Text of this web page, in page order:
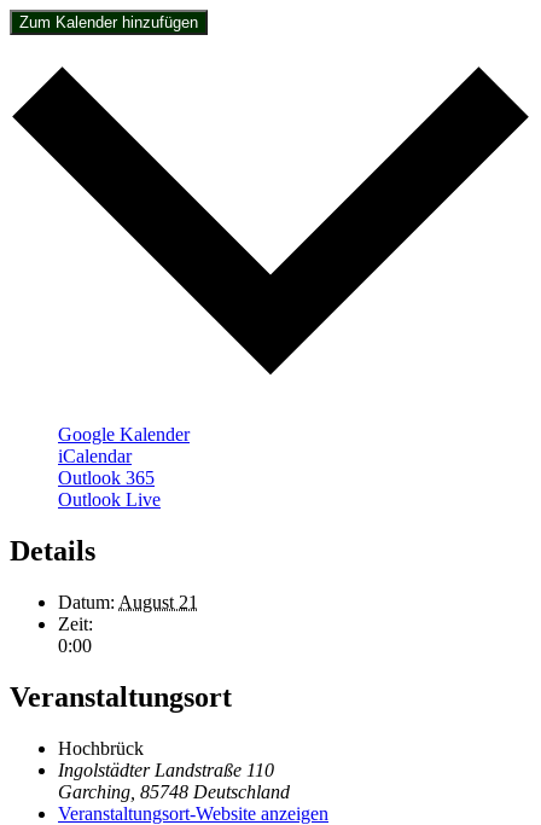
Zum Kalender hinzufügen
Google Kalender
iCalendar
Outlook 365
Outlook Live
Details
Datum: August 21
Zeit:
0:00
Veranstaltungsort
Hochbrück
Ingolstädter Landstraße 110
Garching 85748 Deutschland
Veranstaltungsort-Website anzeigen